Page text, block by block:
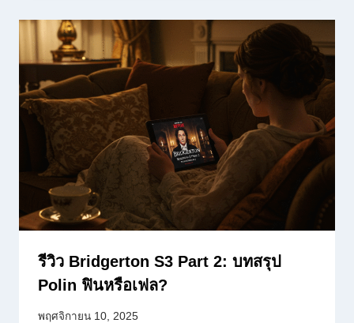
รีวิว Bridgerton S3 Part 2: บทสรุป
Polin ฟินหรือเฟล?
พฤศจิกายน 10, 2025